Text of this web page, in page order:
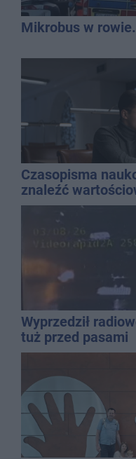
Mikrobus w
Czasopisma
znaleźć
Wyprzedził
tuż przed pasami